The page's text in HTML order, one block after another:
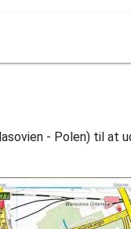
- Polen) til at